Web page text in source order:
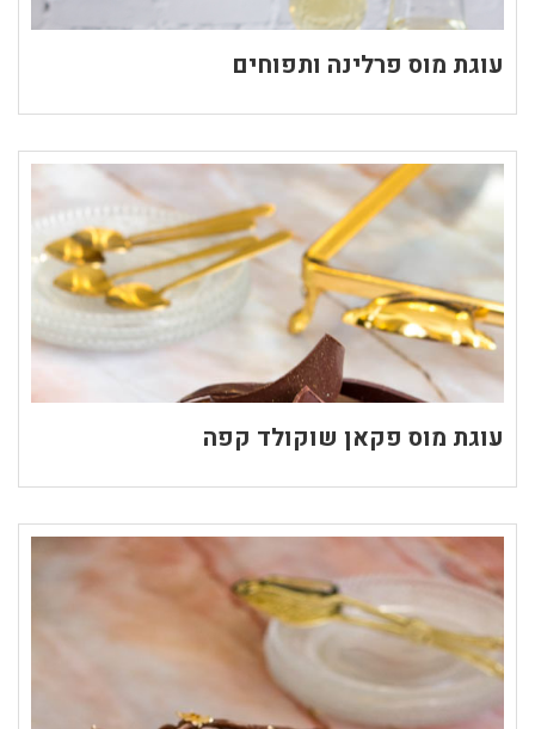
עוגת מוס פרלינה ותפוחים
עוגת מוס פקאן שוקולד קפה